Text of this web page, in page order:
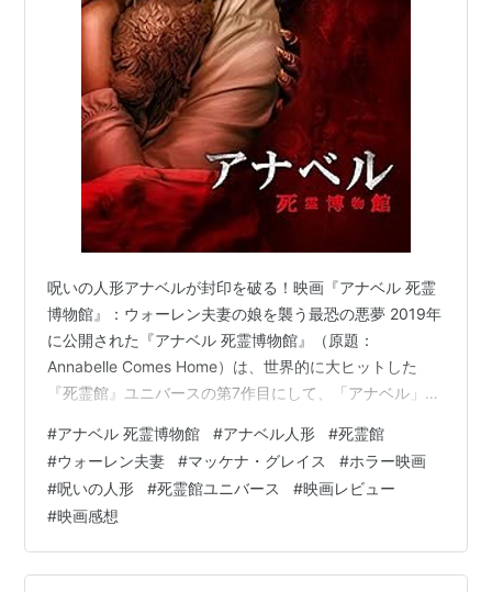
呪いの人形アナベルが封印を破る！映画『アナベル 死霊
博物館』：ウォーレン夫妻の娘を襲う最恐の悪夢 2019年
に公開された『アナベル 死霊博物館』（原題：
Annabelle Comes Home）は、世界的に大ヒットした
『死霊館』ユニバースの第7作目にして、「アナベル」三
アナベルを自宅の厳重な保管庫に封印した、超常現象研
究家エドとロレイン・ウォーレン夫妻の自宅。しかし、
ある夜、ウォーレン夫妻の娘ジュディとベビーシッタ
ー、そして好奇心旺盛な友人が留守番をする中、アナベ
ルは聖なるガラスケースの封印を破ってしまいます。こ
れによって、ウォーレン家の地下室…
#アナベル 死霊博物館 #アナベル人形 #死霊館
#ウォーレン夫妻 #マッケナ・グレイス #ホラー映画
#呪いの人形 #死霊館ユニバース #映画レビュー
#映画感想